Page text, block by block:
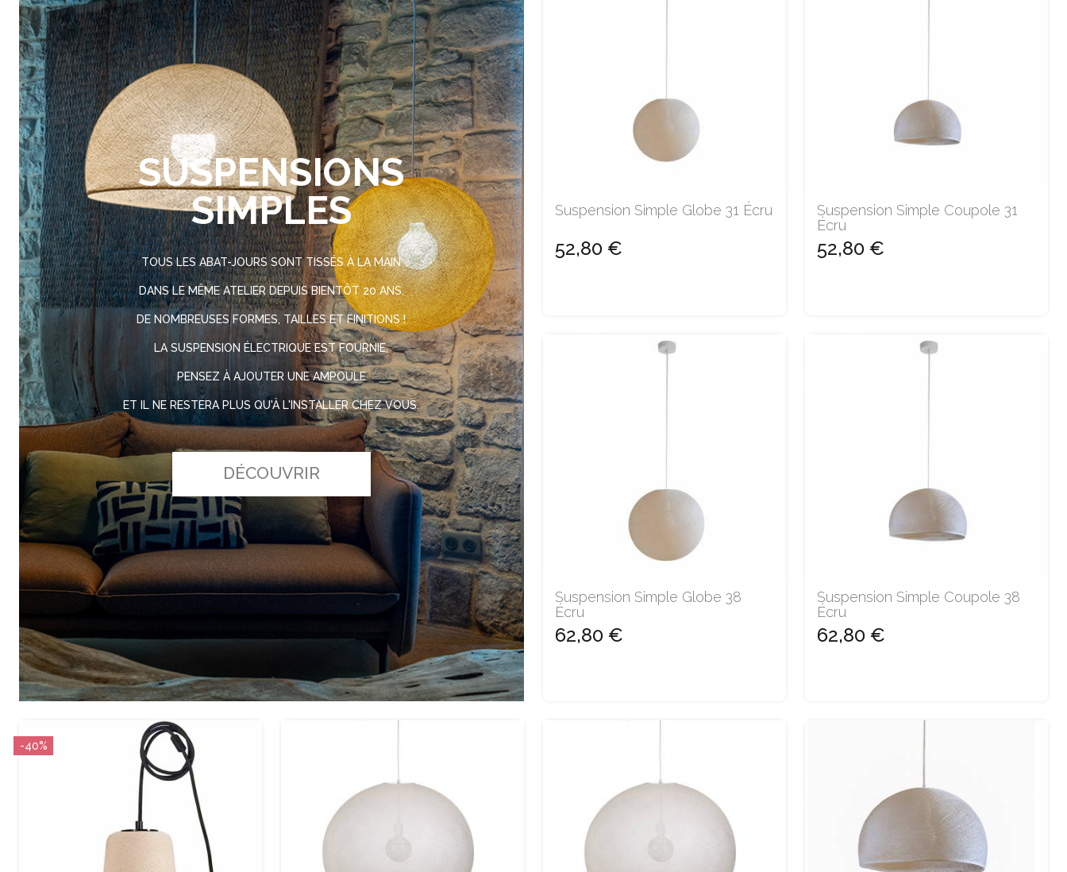
SUSPENSIONS
SIMPLES
TOUS LES ABAT-JOURS SONT TISSÉS À LA MAIN
DANS LE MÊME ATELIER DEPUIS BIENTÔT 20 ANS.
DE NOMBREUSES FORMES, TAILLES ET FINITIONS !
LA SUSPENSION ÉLECTRIQUE EST FOURNIE,
PENSEZ À AJOUTER UNE AMPOULE
ET IL NE RESTERA PLUS QU'À L'INSTALLER CHEZ VOUS.
DÉCOUVRIR
Suspension Simple Globe 31 Écru
52,80 €
Suspension Simple Coupole 31
Écru
52,80 €
Suspension Simple Globe 38
Écru
62,80 €
Suspension Simple Coupole 38
Écru
62,80 €
-40%